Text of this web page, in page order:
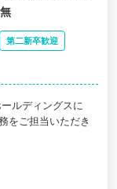
第二新卒歓迎
ルディングスに
をご担当いただき